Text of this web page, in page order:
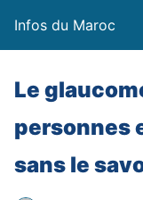
Infos du Maroc
Le
personnes
sans le